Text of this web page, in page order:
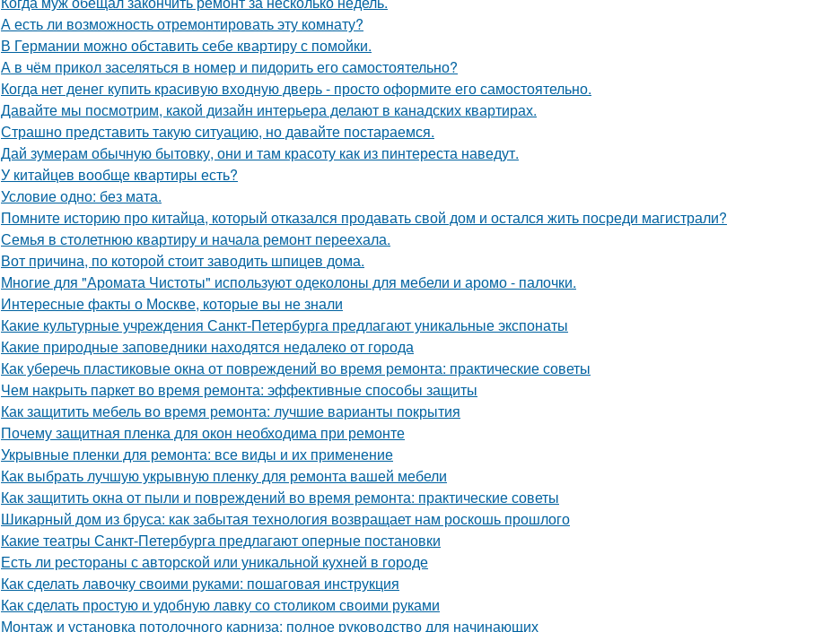
А есть ли возможность отремонтировать эту комнату?
В Германии можно обставить себе квартиру с помойки.
А в чём прикол заселяться в номер и пидорить его самостоятельно?
Когда нет денег купить красивую входную дверь - просто оформите его самостоятельно.
Давайте мы посмотрим, какой дизайн интерьера делают в канадских квартирах.
Страшно представить такую ситуацию, но давайте постараемся.
Дай зумерам обычную бытовку, они и там красоту как из пинтереста наведут.
У китайцев вообще квартиры есть?
Условие одно: без мата.
Помните историю про китайца, который отказался продавать свой дом и остался жить посреди магистрали?
Семья в столетнюю квартиру и начала ремонт переехала.
Вот причина, по которой стоит заводить шпицев дома.
Многие для "Аромата Чистоты" используют одеколоны для мебели и аромо - палочки.
Интересные факты о Москве, которые вы не знали
Какие культурные учреждения Санкт-Петербурга предлагают уникальные экспонаты
Какие природные заповедники находятся недалеко от города
Как уберечь пластиковые окна от повреждений во время ремонта: практические советы
Чем накрыть паркет во время ремонта: эффективные способы защиты
Как защитить мебель во время ремонта: лучшие варианты покрытия
Почему защитная пленка для окон необходима при ремонте
Укрывные пленки для ремонта: все виды и их применение
Как выбрать лучшую укрывную пленку для ремонта вашей мебели
Как защитить окна от пыли и повреждений во время ремонта: практические советы
Шикарный дом из бруса: как забытая технология возвращает нам роскошь прошлого
Какие театры Санкт-Петербурга предлагают оперные постановки
Есть ли рестораны с авторской или уникальной кухней в городе
Как сделать лавочку своими руками: пошаговая инструкция
Как сделать простую и удобную лавку со столиком своими руками
Монтаж и установка потолочного карниза: полное руководство для начинающих